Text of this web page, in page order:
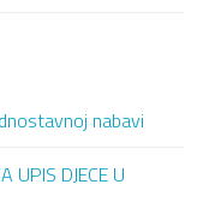
nabavi
UPIS DJECE U